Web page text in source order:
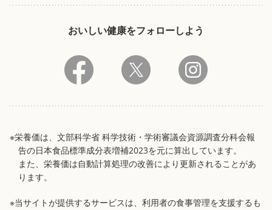
おいしい健康をフォローしよう
※栄養価は、文部科学省 科学技術・学術審議会資源調査分科会報
告の日本食品標準成分表増補2023を元に算出しています。
また、栄養価は自動計算処理の改善により更新されることがあ
ります。
※当サイトが提供するサービスは、利用者の食事管理を支援するも